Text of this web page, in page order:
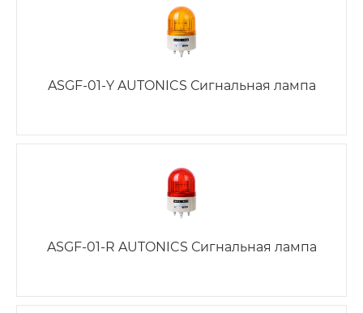
ASGF-01-Y AUTONICS Сигнальная лампа
ASGF-01-R AUTONICS Сигнальная лампа